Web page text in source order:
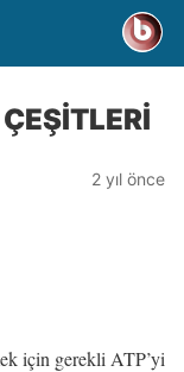
2 yıl önce
için gerekli ATP’yi